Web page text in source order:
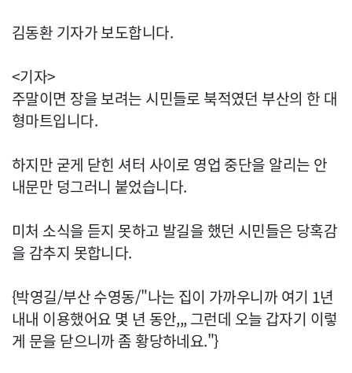
김동환 기자가 보도합니다.
<기자>
주말이면 장을 보려는 시민들로 북적였던 부산의 한 대
형마트입니다.
하지만 굳게 닫힌 셔터 사이로 영업 중단을 알리는 안
내문만 덩그러니 붙었습니다.
미처 소식을 듣지 못하고 발길을 했던 시민들은 당혹감
을 감추지 못합니다.
{박영길/부산 수영동/"나는 집이 가까우니까 여기 1년
내내 이용했어요 몇 년 동안,,, 그런데 오늘 갑자기 이렇
게 문을 닫으니까 좀 황당하네요."}